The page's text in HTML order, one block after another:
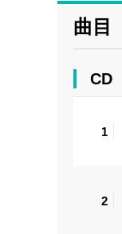
曲目
CD
1
2